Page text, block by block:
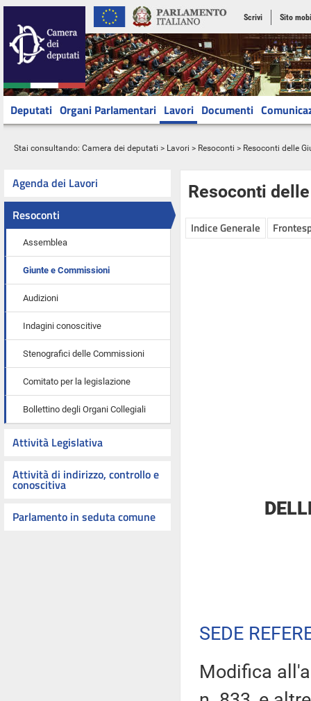
Scrivi Sito
Deputati Organi Parlamentari Lavori Documenti
Stai consultando: Camera dei deputati > Lavori > Resoconti > Resoconti delle
Agenda dei Lavori
Resoconti
Assemblea
Giunte e Commissioni
Audizioni
Indagini conoscitive
Stenografici delle Commissioni
Comitato per la legislazione
Bollettino degli Organi Collegiali
Attività Legislativa
Attività di indirizzo, controllo e
conoscitiva
Parlamento in seduta comune
Resoconti
Indice Generale
SEDE
Modifica